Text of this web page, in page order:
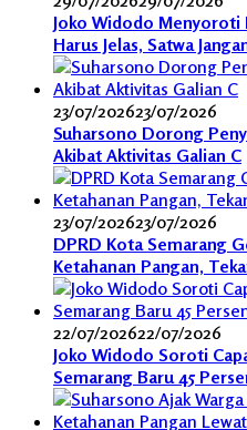
Joko Widodo Menyoroti
Harus Jelas, Satwa
23/07/202623/07/2026
Suharsono Dorong
Akibat Aktivitas Galian C
23/07/202623/07/2026
DPRD Kota Semarang
Ketahanan Pangan,
22/07/202622/07/2026
Joko Widodo Soroti
Semarang Baru 45